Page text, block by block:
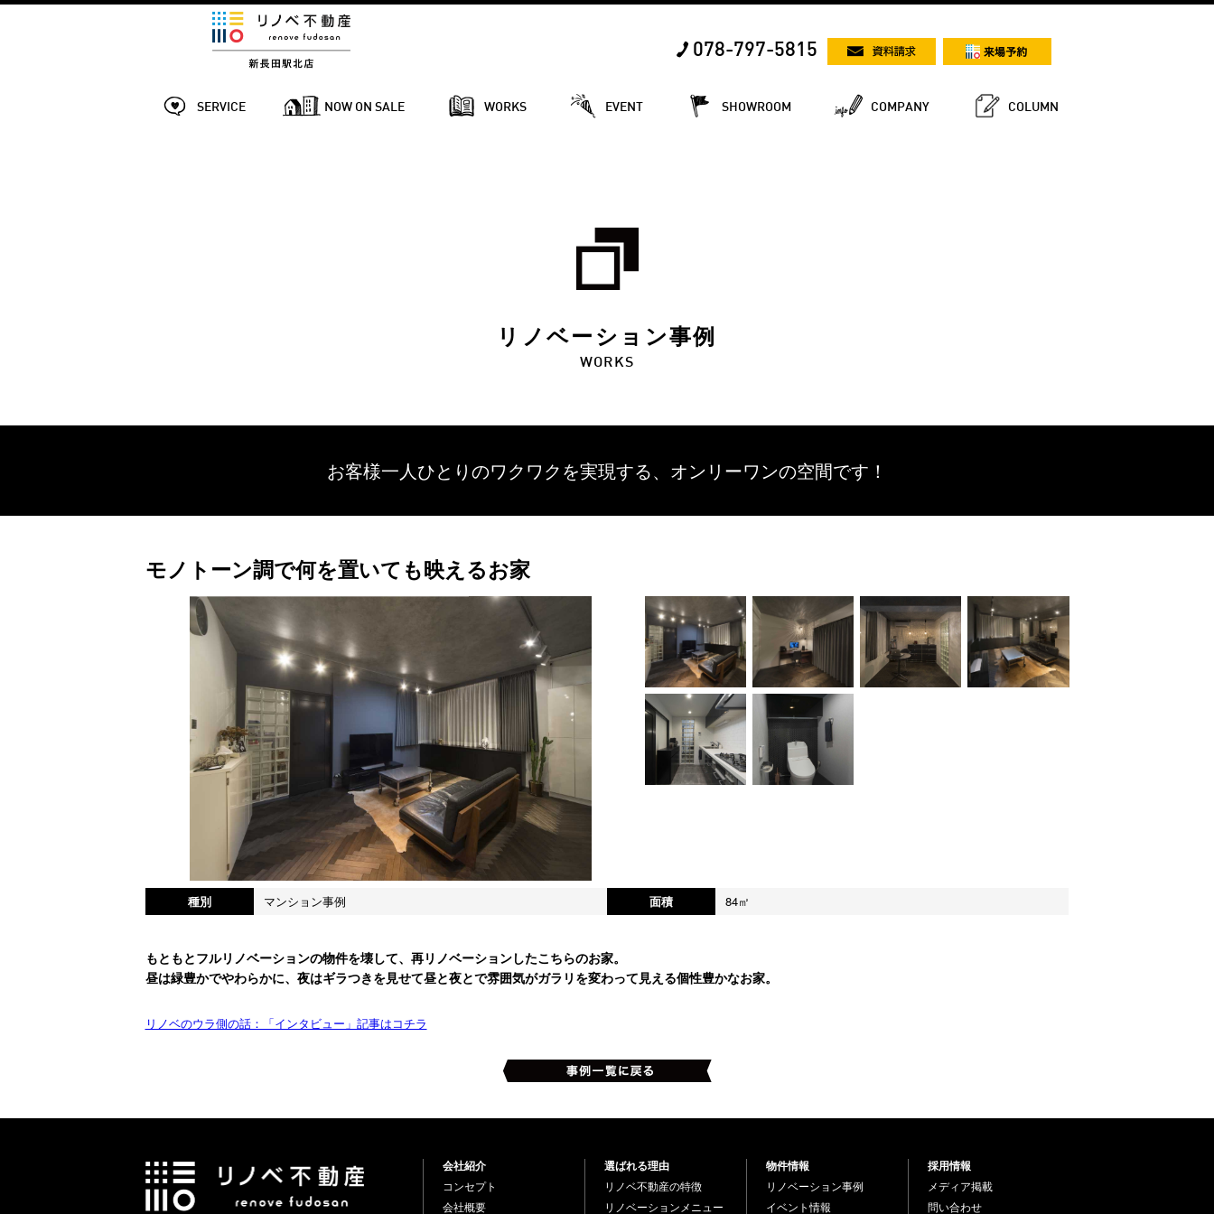
078-797-5815
SERVICE NOW ON SALE WORKS EVENT SHOWROOM COMPANY COLUMN
リノベーション事例
WORKS
お客様一人ひとりのワクワクを実現する、 オンリーワンの空間です！
モノトーン調で何を置いても映えるお家
種別 マンション事例 面積 84㎡
もともとフルリノベーションの物件を壊して、再リノベーションしたこちらのお家。
昼は緑豊かでやわらかに、夜はギラつきを見せて昼と夜とで雰囲気がガラリを変わって見える個性豊かなお家。
リノベのウラ側の話：「インタビュー」記事はコチラ
会社紹介
コンセプト
会社概要
選ばれる理由
リノベ不動産の特徴
リノベーションメニュー
物件情報
リノベーション事例
イベント情報
採用情報
メディア掲載
問い合わせ